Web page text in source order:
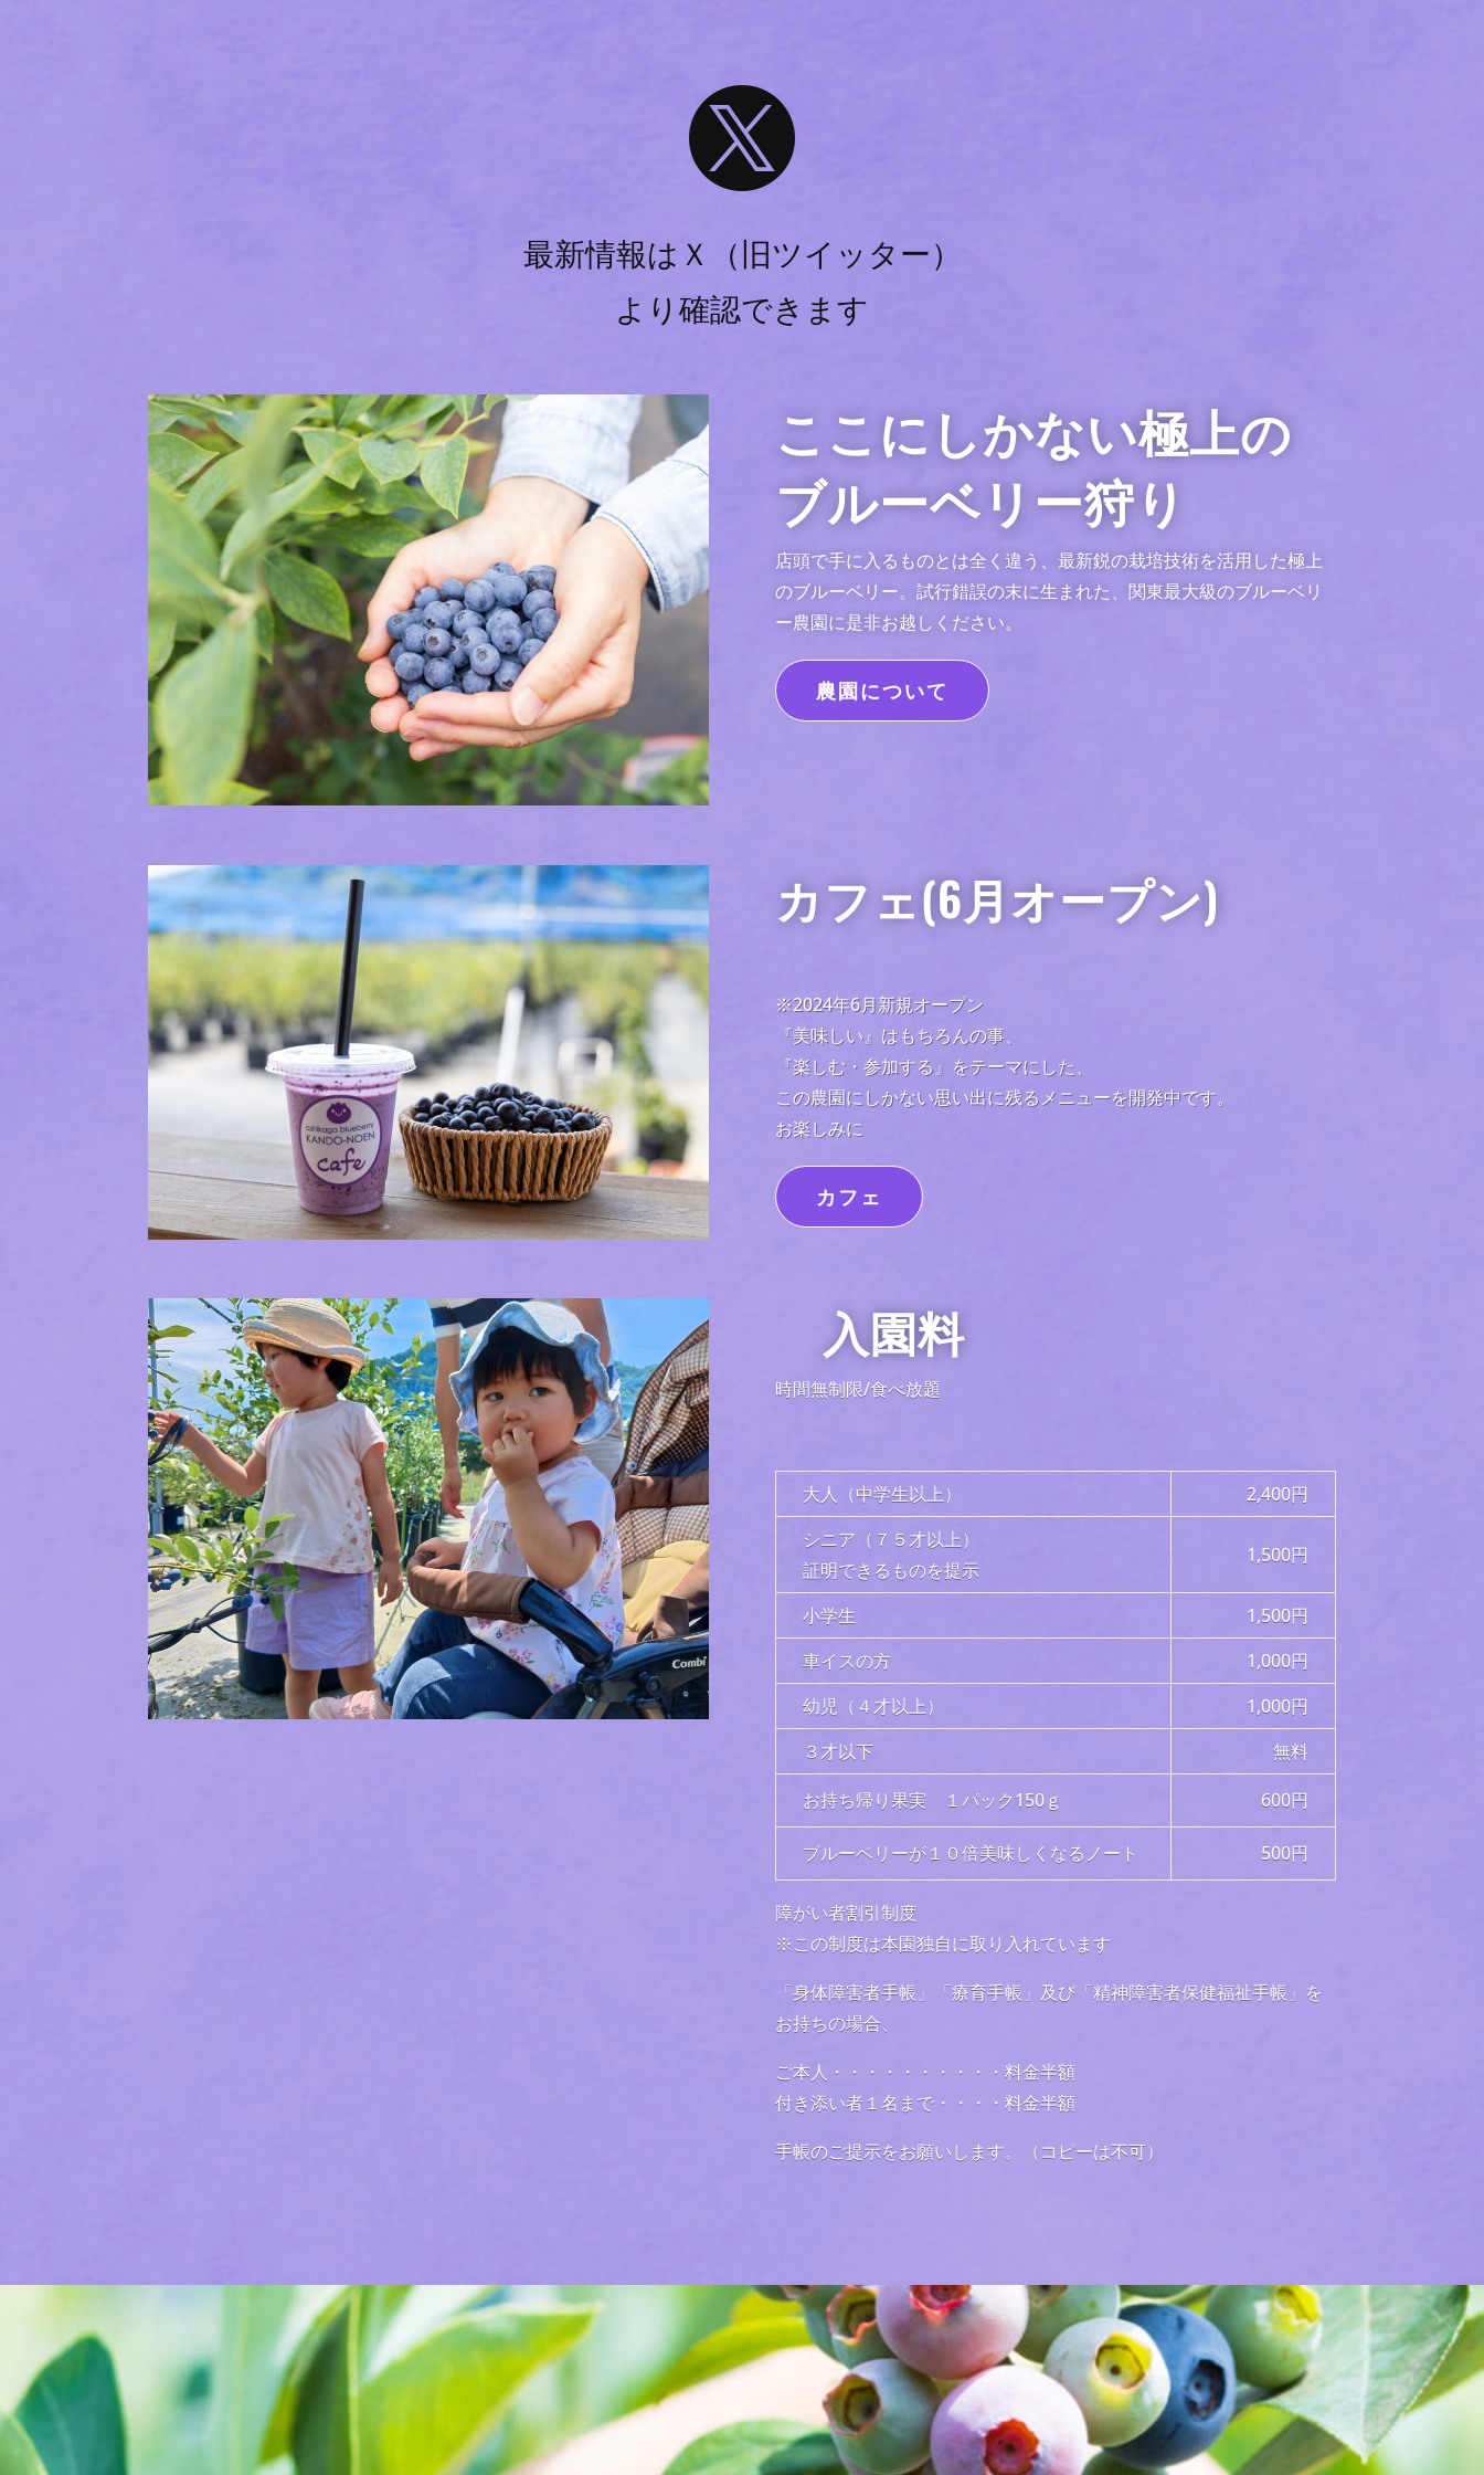

最新情報はＸ（旧ツイッター）
より確認できます
ここにしかない極上の
ブルーベリー狩り
店頭で手に入るものとは全く違う、最新鋭の栽培技術を活用した極上
のブルーベリー。試行錯誤の末に生まれた、関東最大級のブルーベリ
ー農園に是非お越しください。
農園について
カフェ(6月オープン)
※2024年6月新規オープン
『美味しい』はもちろんの事、
『楽しむ・参加する』をテーマにした、
この農園にしかない思い出に残るメニューを開発中です。
お楽しみに
カフェ
入園料
時間無制限/食べ放題
大人（中学生以上）
2,400円
シニア（７５才以上）
証明できるものを提示
1,500円
小学生
1,500円
車イスの方
1,000円
幼児（４才以上）
1,000円
３才以下
無料
お持ち帰り果実 １パック150ｇ
600円
ブルーベリーが１０倍美味しくなるノート 500円
障がい者割引制度
※この制度は本園独自に取り入れています
「身体障害者手帳」「療育手帳」及び「精神障害者保健福祉手帳」を
お持ちの場合、
ご本人・・・・・・・・・・料金半額
付き添い者１名まで・・・・料金半額
手帳のご提示をお願いします。（コピーは不可）